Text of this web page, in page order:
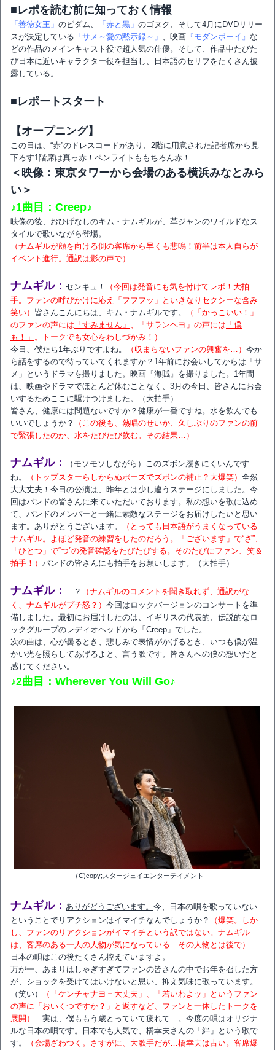
■レポを読む前に知っておく情報
「善徳女王」 のピダム、 「赤と黒」 のゴヌク、そして4月にDVDリリー
スが決定している 「サメ～愛の黙示録～」 、映画 『モダンボーイ』 な
どの作品のメインキャスト役で超人気の俳優。そして、作品中たびた
び日本に近いキャラクター役を担当し、日本語のセリフをたくさん披
露している。
■レポートスタート
【オープニング】
この日は、“赤”のドレスコードがあり、2階に用意された記者席から見
下ろす1階席は真っ赤！ペンライトももちろん赤！
＜映像：東京タワーから会場のある横浜みなとみら
い＞
♪1曲目：Creep♪
映像の後、おひげなしのキム・ナムギルが、革ジャンのワイルドなス
タイルで歌いながら登場。
（ナムギルが顔を向ける側の客席から早くも悲鳴！前半は本人自らが
イベント進行。通訳は影の声で）
ナムギル： センキュ！
（今回は発音にも気を付けてレポ！大拍
手。ファンの呼びかけに応え「フフフッ」といきなりセクシーな含み
笑い） 皆さんこんにちは、キム・ナムギルです。
（「かっこいい！」
のファンの声には 「すみません」 、「サランヘヨ」の声には 「僕
も！」 。トークでも女心をわしづかみ！）
今日、僕たち1年ぶりですよね。
（収まらないファンの興奮を…） 今か
ら話をするので待っていてくれますか？1年前にお会いしてからは「サ
メ」というドラマを撮りました。映画『海賊』を撮りました。1年間
は、映画やドラマでほとんど休むことなく、3月の今日、皆さんにお会
いするためここに駆けつけました。（大拍手）
皆さん、健康には問題ないですか？健康が一番ですね。水を飲んでも
いいでしょうか？
（この後も、熱唱のせいか、久しぶりのファンの前
で緊張したのか、水をたびたび飲む。その結果…）
ナムギル：
（モソモソしながら）このズボン履きにくいんです
ね。
（トップスターらしからぬポーズでズボンの補正？大爆笑） 全然
大大丈夫！今日の公演は、昨年とは少し違うステージにしました。今
回はバンドの皆さんに来ていただいております。私の想いを歌に込め
て、バンドのメンバーと一緒に素敵なステージをお届けしたいと思い
ます。 ありがとうございます。
（とっても日本語がうまくなっている
ナムギル。よほど発音の練習をしたのだろう。「ございます」で“ざ”、
「ひとつ」で“つ”の発音確認をたびたびする。そのたびにファン、笑＆
拍手！） バンドの皆さんにも拍手をお願いします。（大拍手）
ナムギル： …？
（ナムギルのコメントを聞き取れず、通訳がな
く、ナムギルがプチ怒？） 今回はロックバージョンのコンサートを準
備しました。最初にお届けしたのは、イギリスの代表的、伝説的なロ
ックグループのレディオヘッドから「Creep」でした。
次の曲は、心が曇るとき、悲しみで表情がかげるとき、いつも僕が温
かい光を照らしてあげるよと、言う歌です。皆さんへの僕の想いだと
感じてください。
♪2曲目：Wherever You Will Go♪
（C)copy;スタージェイエンターテイメント
ナムギル： ありがどうございます。 今、日本の唄を歌っていない
ということでリアクションはイマイチなんでしょうか？
（爆笑。しか
し、ファンのリアクションがイマイチという訳ではない。ナムギル
は、客席のある一人の人物が気になっている…その人物とは後で）
日本の唄はこの後たくさん控えていますよ。
万が一、あまりはしゃぎすぎてファンの皆さんの中でお年を召した方
が、ショックを受けてはいけないと思い、抑え気味に歌っています。
（笑い）
（「ケンチャナヨ＝大丈夫」、「若いわよッ」というファン
の声に「おいくつですか？」と返すなど、ファンと一体したトークを
展開）
実は、僕ももう歳とっていて疲れて…。今度の唄はオリジナ
ルな日本の唄です。日本でも人気で、橋幸夫さんの「絆」という歌で
す。
（会場ざわつく。さすがに、大歌手だが…橋幸夫は古い。客席爆